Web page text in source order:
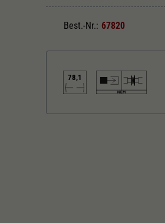
Best.-Nr.: 67820
78,1